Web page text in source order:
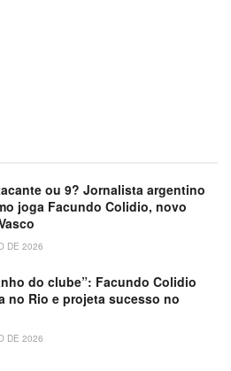
ou 9? Jornalista argentino
joga Facundo Colidio, novo
DE 2026
do clube”: Facundo Colidio
no Rio e projeta sucesso no
DE 2026